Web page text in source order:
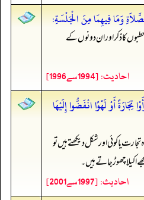
وَمَا فِيهِمَا مِنَ الْجَلْسَةِ:
کا ذکر اور ان دونوں کے
احادیث: [1994سے1996]
تِجَارَةً أَوْ لَهْوًا انْفَضُّوا إِلَيْهَا
یا کوئی اور شکل دیکھتے ہیں تو
اکیلا چھوڑ جاتے ہیں۔
احادیث: [1997سے2001]